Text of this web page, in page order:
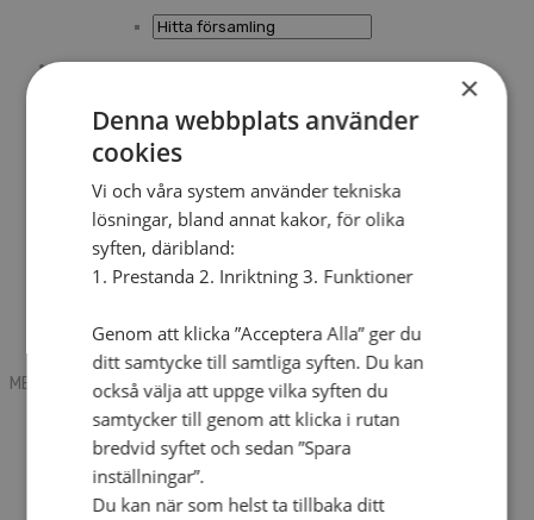
Mobile box
Kontakt
Tidning
Annonsera
Hitta församling
Press
SAU
Lediga tjänster
Sommargårdar
MENU
MENU
Search mobile
English
Hej! Vad söker du?
Kontakt
Kalender
×
Denna webbplats använder
cookies
Vi och våra system använder tekniska
lösningar, bland annat kakor, för olika
syften, däribland:
1. Prestanda 2. Inriktning 3. Funktioner
Genom att klicka ”Acceptera Alla” ger du
ditt samtycke till samtliga syften. Du kan
också välja att uppge vilka syften du
samtycker till genom att klicka i rutan
bredvid syftet och sedan ”Spara
inställningar”.
Du kan när som helst ta tillbaka ditt